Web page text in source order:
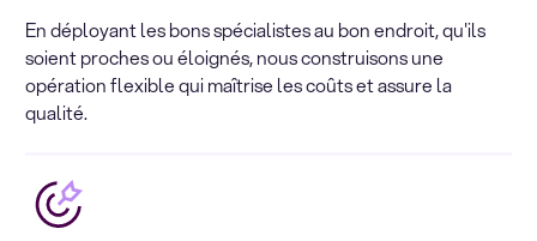
En déployant les bons spécialistes au bon endroit, qu'ils
soient proches ou éloignés, nous construisons une
opération flexible qui maîtrise les coûts et assure la
qualité.